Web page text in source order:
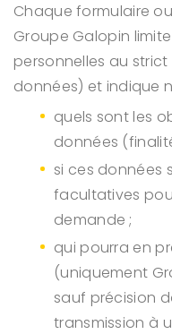
Chaque formulaire
Groupe Galopin
personnelles au
données) et indique
quels sont les
données
si ces données
facultatives
demande ;
qui pourra en
(uniquement
sauf précision
transmission à